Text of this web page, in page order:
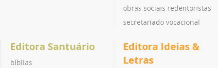
obras sociais redentoristas
secretariado vocacional
Editora Santuário
bíblias
Editora Ideias &
Letras